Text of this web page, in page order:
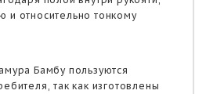
и относительно тонкому
Бамбу пользуются
так как изготовлены